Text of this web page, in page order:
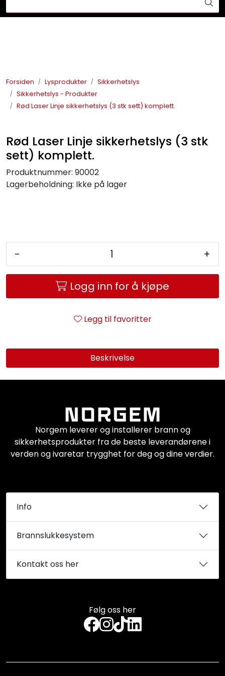
Forsiden Lysprodukter
Sikkerhetslys
Sikkerhetslys - Produkter
Rød Laser Linje sikkerhetslys (3 stk sett) komplett.
Rød Laser Linje sikkerhetslys (3 stk
sett) komplett.
Produktnummer: 90002
Lagerbeholdning: Ikke på lager
- +
Logg inn for å kjøpe
Legg til favoritter
Beskrivelse
Følg oss her
Norgem leverer og installerer brann og
sikkerhetsprodukter fra de beste leverandørene i
verden og ivaretar trygghet for deg og dine verdier.
Info
Brannslukkesystem
Kontakt oss her
Lysprodukter
Maskinsikring
Bærekraft
Kontakt oss